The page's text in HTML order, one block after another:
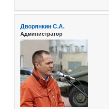
Дворянкин С.А.
Администратор